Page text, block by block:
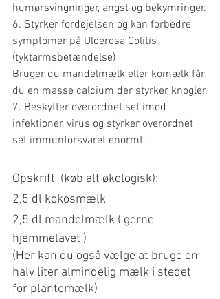
humørsvingninger, angst og bekymringer.
6. Styrker fordøjelsen og kan forbedre
symptomer på Ulcerosa Colitis
(tyktarmsbetændelse)
Bruger du mandelmælk eller komælk får
du en masse calcium der styrker knogler.
7. Beskytter overordnet set imod
infektioner, virus og styrker overordnet
set immunforsvaret enormt.
Opskrift (køb alt økologisk):
2,5 dl kokosmælk
2,5 dl mandelmælk ( gerne
hjemmelavet )
(Her kan du også vælge at bruge en
halv liter almindelig mælk i stedet
for plantemælk)